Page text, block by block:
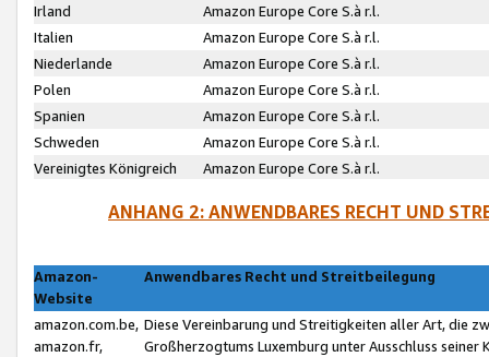
Irland
Amazon Europe Core S.à r.l.
Italien
Amazon Europe Core S.à r.l.
Niederlande
Amazon Europe Core S.à r.l.
Polen
Amazon Europe Core S.à r.l.
Spanien
Amazon Europe Core S.à r.l.
Schweden
Amazon Europe Core S.à r.l.
Vereinigtes Königreich
Amazon Europe Core S.à r.l.
ANHANG 2: ANWENDBARES RECHT UND
Amazon-
Website
Anwendbares Recht und Streitbeilegung
amazon.com.be,
amazon.fr,
Diese Vereinbarung und Streitigkeiten aller Art, die
Großherzogtums Luxemburg unter Ausschluss